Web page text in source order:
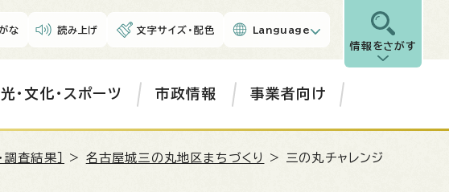
な 読み上げ 文字サイズ・配色 Language
情報をさがす
・文化・スポーツ 市政情報 事業者向け
査結果］ > 名古屋城三の丸地区まちづくり
> 三の丸チャレンジ